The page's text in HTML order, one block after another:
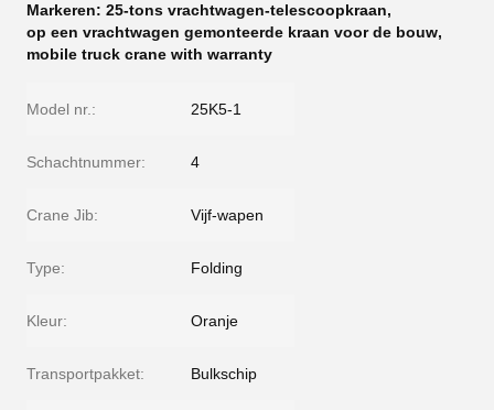
Markeren: 25-tons vrachtwagen-telescoopkraan,
op een vrachtwagen gemonteerde kraan voor de bouw,
mobile truck crane with warranty
Model nr.: 25K5-1
Schachtnummer: 4
Crane Jib: Vijf-wapen
Type: Folding
Kleur: Oranje
Transportpakket: Bulkschip